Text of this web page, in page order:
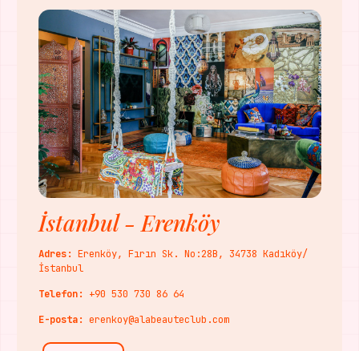
İstanbul - Erenköy
Adres: Erenköy, Fırın Sk. No:28B, 34738 Kadıköy/
İstanbul
Telefon:
+90 530 730 86 64
E-posta: erenkoy@alabeauteclub.com